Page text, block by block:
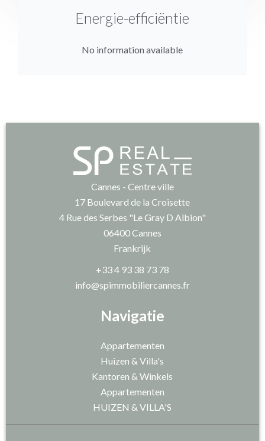
Energie-efficiëntie
No information available
Navigatie
Appartementen
Huizen & Villa's
Kantoren & Winkels
Appartementen
HUIZEN & VILLA'S
Cannes - Centre ville
17 Boulevard de la Croisette
4 Rue des Serbes "Le Gray D Albion"
06400Cannes
Frankrijk
+33 4 93 38 73 78
info@spimmobiliercannes.fr